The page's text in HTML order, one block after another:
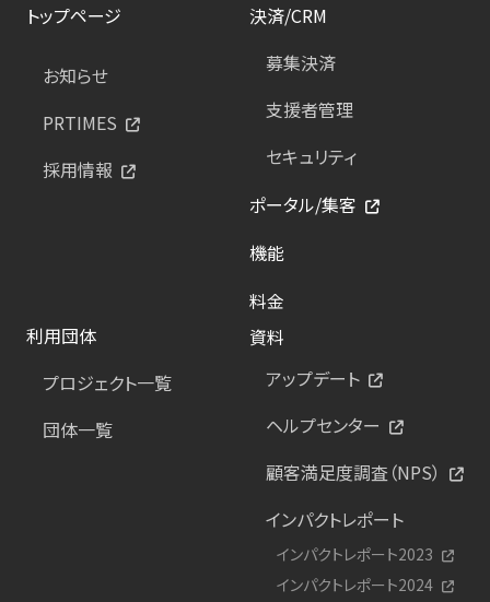
トップページ
お知らせ
PRTIMES
採用情報
決済/CRM
募集決済
支援者管理
セキュリティ
ポータル/集客
機能
料金
利用団体
プロジェクト一覧
団体一覧
資料
アップデート
ヘルプセンター
顧客満足度調査（NPS）
インパクトレポート
インパクトレポート2023
インパクトレポート2024